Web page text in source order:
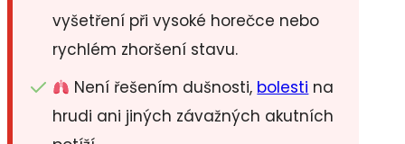
vyšetření při vysoké horečce nebo
rychlém zhoršení stavu.
Není řešením dušnosti, bolesti na
hrudi ani jiných závažných akutních